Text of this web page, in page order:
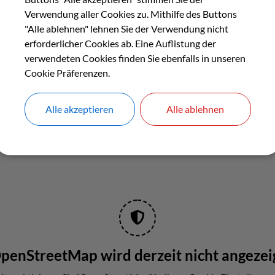
Buchungs-Link
wird derzeit nicht
Verwendung aller Cookies zu. Mithilfe des Buttons
"Alle ablehnen" lehnen Sie der Verwendung nicht
erforderlicher Cookies ab. Eine Auflistung der
verwendeten Cookies finden Sie ebenfalls in unseren
Cookie Präferenzen.
Alle akzeptieren Alle ablehnen